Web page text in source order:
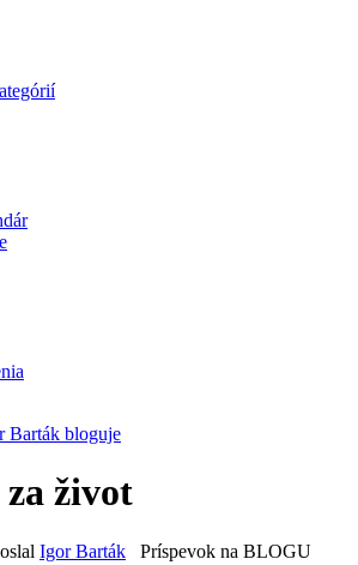
Barták bloguje
život
Igor Barták Príspevok na BLOGU